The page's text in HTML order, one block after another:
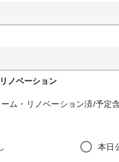
ノベーション
ーム・リノベーション済/予定
本日